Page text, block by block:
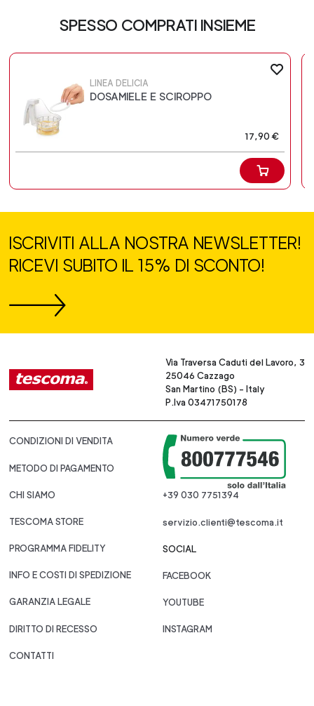
SPESSO COMPRATI INSIEME
LINEA DELICIA
DOSAMIELE E SCIROPPO
17,90 €
ISCRIVITI ALLA NOSTRA NEWSLETTER!
RICEVI SUBITO IL 15% DI SCONTO!
Via Traversa Caduti del Lavoro, 3
25046 Cazzago
San Martino (BS) - Italy
P.Iva 03471750178
CONDIZIONI DI VENDITA
METODO DI PAGAMENTO
CHI SIAMO
TESCOMA STORE
PROGRAMMA FIDELITY
INFO E COSTI DI SPEDIZIONE
GARANZIA LEGALE
DIRITTO DI RECESSO
CONTATTI
+39 030 7751394
servizio.clienti@tescoma.it
SOCIAL
FACEBOOK
YOUTUBE
INSTAGRAM